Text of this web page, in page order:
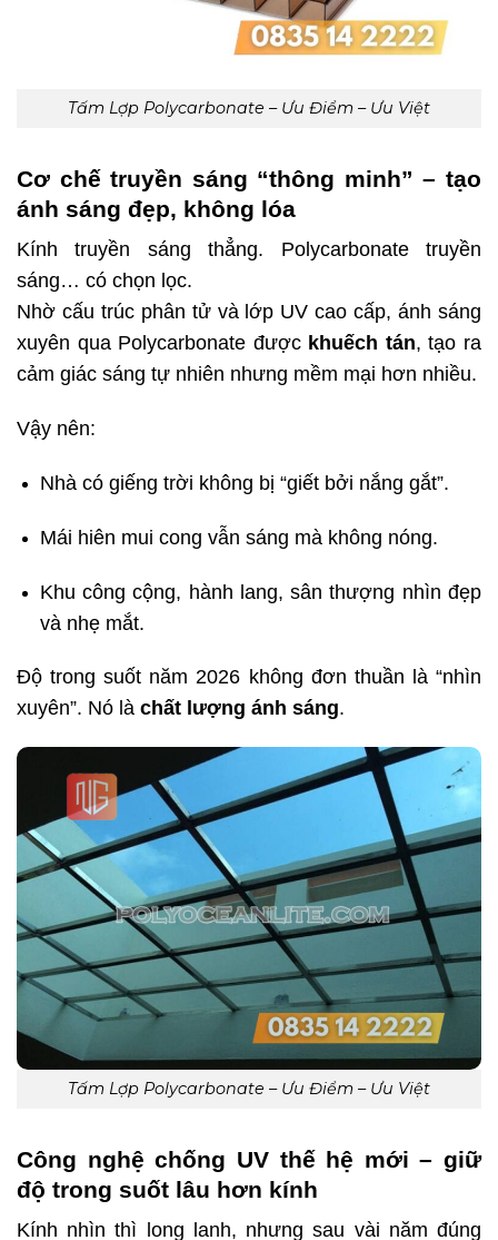
Tấm Lợp Polycarbonate – Ưu Điểm – Ưu Việt
Cơ chế truyền sáng “thông minh” – tạo
ánh sáng đẹp, không lóa
Kính truyền sáng thẳng. Polycarbonate truyền
sáng… có chọn lọc.
Nhờ cấu trúc phân tử và lớp UV cao cấp, ánh sáng
xuyên qua Polycarbonate được khuếch tán, tạo ra
cảm giác sáng tự nhiên nhưng mềm mại hơn nhiều.
Vậy nên:
Nhà có giếng trời không bị “giết bởi nắng gắt”.
Mái hiên mui cong vẫn sáng mà không nóng.
Khu công cộng, hành lang, sân thượng nhìn đẹp
và nhẹ mắt.
Độ trong suốt năm 2026 không đơn thuần là “nhìn
xuyên”. Nó là chất lượng ánh sáng.
Tấm Lợp Polycarbonate – Ưu Điểm – Ưu Việt
Công nghệ chống UV thế hệ mới – giữ
độ trong suốt lâu hơn kính
Kính nhìn thì long lanh, nhưng sau vài năm đúng